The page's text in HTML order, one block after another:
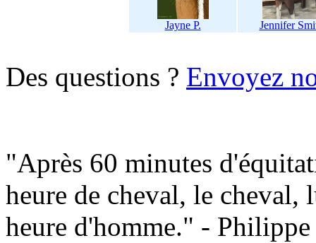
Jayne P. Jennifer
Des questions ? Envoyez
"Après 60 minutes
heure de cheval, le
heure d'homme." -